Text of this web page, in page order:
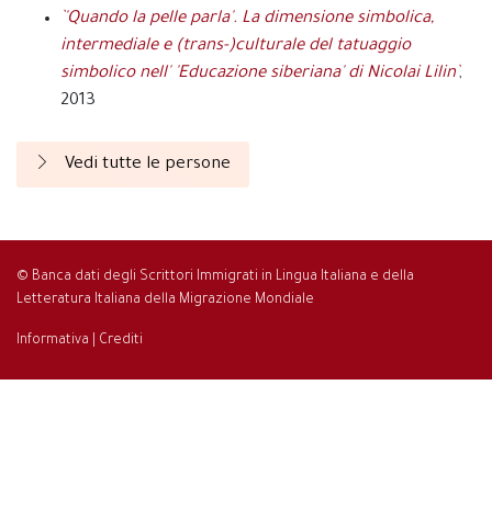
`'Quando la pelle parla'. La dimensione simbolica,
intermediale e (trans-)culturale del tatuaggio
simbolico nell' 'Educazione siberiana' di Nicolai Lilin`,
2013
Vedi tutte le persone
© Banca dati degli Scrittori Immigrati in Lingua Italiana e della
Letteratura Italiana della Migrazione Mondiale
Informativa Crediti